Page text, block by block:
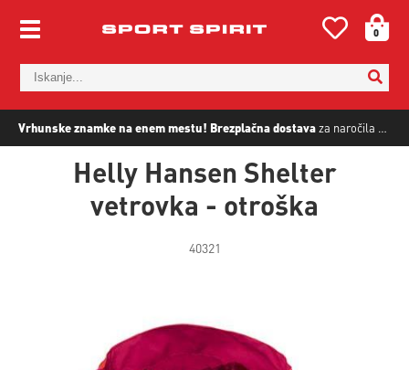
Vrhunske znamke na enem mestu! Brezplačna dostavaza naročila nad
0
Helly Hansen Shelter
vetrovka - otroška
40321